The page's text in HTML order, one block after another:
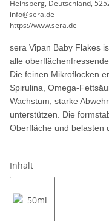
Heinsberg, Deutschland,
info@sera.de
https://www.sera.de
sera Vipan Baby Flakes
alle
Die feinen Mikroflocken
Spirulina, Omega-
Wachstum, starke
unterstützen. Die
Oberfläche und belasten
Inhalt